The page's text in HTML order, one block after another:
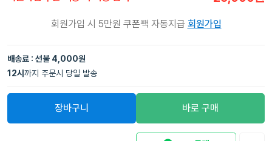
회원가입 시 5만원 쿠폰팩 자동지급 회원가입
배송료 : 선불 4,000원
12시 까지 주문시 당일 발송
장바구니 바로 구매